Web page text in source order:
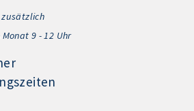
9 - 12 Uhr